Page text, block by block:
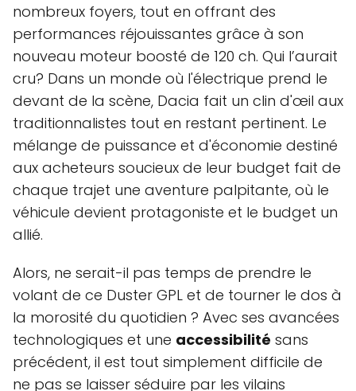
nombreux foyers, tout en offrant des
performances réjouissantes grâce à son
nouveau moteur boosté de 120 ch. Qui l’aurait
cru? Dans un monde où l'électrique prend le
devant de la scène, Dacia fait un clin d'œil aux
traditionnalistes tout en restant pertinent. Le
mélange de puissance et d'économie destiné
aux acheteurs soucieux de leur budget fait de
chaque trajet une aventure palpitante, où le
véhicule devient protagoniste et le budget un
allié.
Alors, ne serait-il pas temps de prendre le
volant de ce Duster GPL et de tourner le dos à
la morosité du quotidien ? Avec ses avancées
technologiques et une accessibilité sans
précédent, il est tout simplement difficile de
ne pas se laisser séduire par les vilains